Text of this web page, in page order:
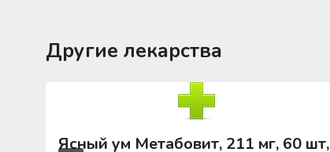
Другие лекарства
Ясный ум Метабовит, 211 мг, 60 шт,